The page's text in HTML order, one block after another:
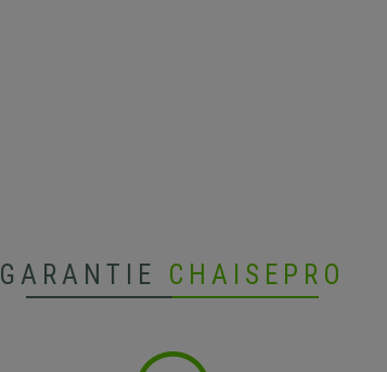
GARANTIE CHAISEPRO